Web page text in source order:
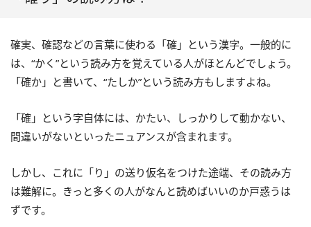
確実、確認などの言葉に使わる「確」という漢字。一般的に
は、“かく”という読み方を覚えている人がほとんどでしょう。
「確か」と書いて、“たしか”という読み方もしますよね。
「確」という字自体には、かたい、しっかりして動かない、
間違いがないといったニュアンスが含まれます。
しかし、これに「り」の送り仮名をつけた途端、その読み方
は難解に。きっと多くの人がなんと読めばいいのか戸惑うは
ずです。